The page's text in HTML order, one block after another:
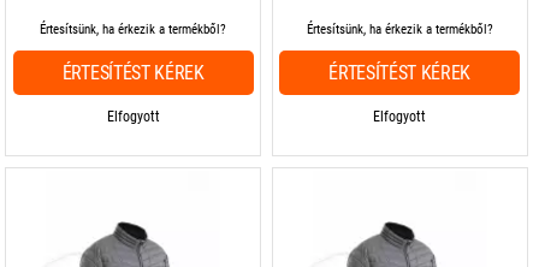
Elfogyott
Értesítsünk, ha érkezik a termékből?
ÉRTESÍTÉST KÉREK
Elfogyott
Értesítsünk, ha érkezik a termékből?
ÉRTESÍTÉST KÉREK